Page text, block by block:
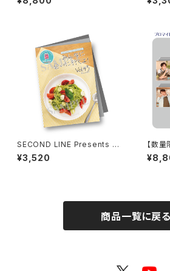
sents みんなに会いに行くよ!
杯トー
SECOND LINE Presents み
んなに会いに行くよ! 第43回 in
静岡 パンフレット
¥3,520
【数
特典
sents
商品一覧に戻る